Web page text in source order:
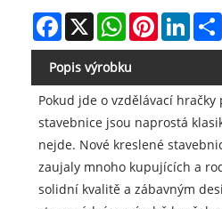
Facebook
X WhatsAppPinterest
Popis výrobku
Pokud jde o vzdělávací
stavebnice jsou naprostá
nejde. Nové kreslené
zaujaly mnoho kupujících a
solidní kvalitě a zábavným